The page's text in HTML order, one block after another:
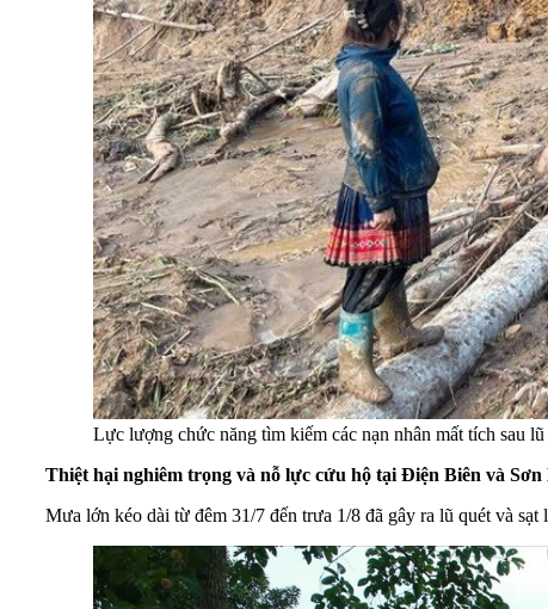
Lực lượng chức năng tìm kiếm các nạn nhân mất tích sau
Thiệt hại nghiêm trọng và nỗ lực cứu hộ tại Điện Biên và Sơn
Mưa lớn kéo dài từ đêm 31/7 đến trưa 1/8 đã gây ra lũ quét và